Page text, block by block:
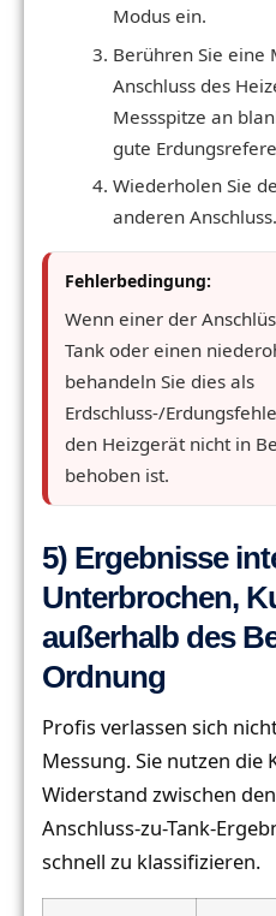
Modus ein.
Berühren Sie eine
Anschluss des
Messspitze an
gute
Wiederholen Sie
anderen Anschluss.
Fehlerbedingung:
Wenn einer der
Tank oder einen
behandeln Sie dies als
Erdschluss-/
den Heizgerät nicht in
behoben ist.
5) Ergebnisse
Unterbrochen,
außerhalb des
Ordnung
Profis verlassen sich
Messung. Sie nutzen die
Widerstand zwischen
Anschluss-zu-Tank-
schnell zu klassifizieren.